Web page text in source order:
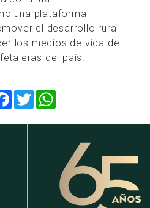
una plataforma
el desarrollo rural
los medios de vida de
del país.
Facebook
Twitter